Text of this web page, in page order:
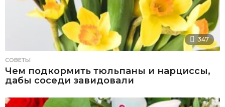
347
СОВЕТЫ
Чем подкормить тюльпаны и нарциссы,
дабы соседи завидовали